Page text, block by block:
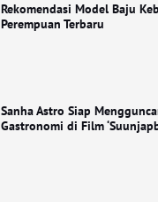
Rekomendasi Model Baju
Perempuan Terbaru
Sanha Astro Siap
Gastronomi di Film